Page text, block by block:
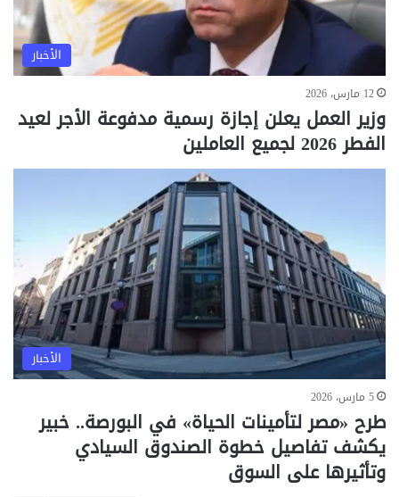
الأخبار
12 مارس، 2026
وزير العمل يعلن إجازة رسمية مدفوعة الأجر لعيد
الفطر 2026 لجميع العاملين
الأخبار
5 مارس، 2026
طرح «مصر لتأمينات الحياة» في البورصة.. خبير
يكشف تفاصيل خطوة الصندوق السيادي
وتأثيرها على السوق